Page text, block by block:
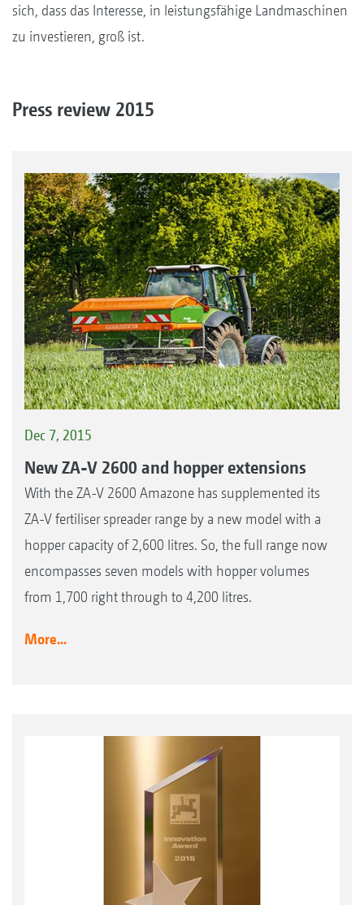
sich, dass das Interesse, in leistungsfähige Landmaschinen
zu investieren, groß ist.
Press review 2015
Dec 7, 2015
New ZA-V 2600 and hopper extensions
With the ZA-V 2600 Amazone has supplemented its
ZA-V fertiliser spreader range by a new model with a
hopper capacity of 2,600 litres. So, the full range now
encompasses seven models with hopper volumes
from 1,700 right through to 4,200 litres.
More...